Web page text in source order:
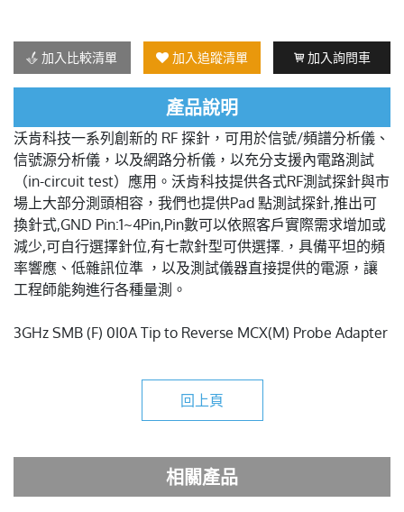
加入比較清單 加入追蹤清單 加入詢問車
產品說明
沃肯科技一系列創新的 RF 探針，可用於信號/頻譜分析儀、
信號源分析儀，以及網路分析儀，以充分支援內電路測試
（in-circuit test）應用。沃肯科技提供各式RF測試探針與市
場上大部分測頭相容，我們也提供Pad 點測試探針,推出可
換針式,GND Pin:1~4Pin,Pin數可以依照客戶實際需求增加或
減少,可自行選擇針位,有七款針型可供選擇.，具備平坦的頻
率響應、低雜訊位準 ，以及測試儀器直接提供的電源，讓
工程師能夠進行各種量測。
3GHz SMB (F) 0I0A Tip to Reverse MCX(M) Probe Adapter
回上頁
相關產品